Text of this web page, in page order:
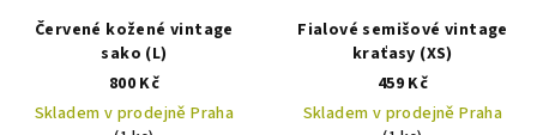
Červené kožené vintage
sako (L)
800 Kč
Skladem v prodejně Praha
Fialové semišové vintage
kraťasy (XS)
459 Kč
Skladem v prodejně Praha